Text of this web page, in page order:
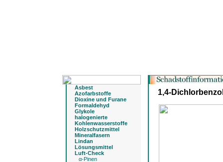
Asbest
Azofarbstoffe
Dioxine und Furane
Formaldehyd
Glykole
halogenierte
Kohlenwasserstoffe
Holzschutzmittel
Mineralfasern
Lindan
Lösungsmittel
Luft-Check
α-Pinen
1,4-